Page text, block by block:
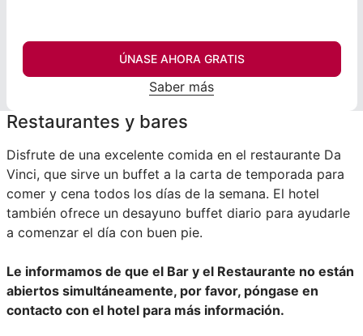
ÚNASE AHORA GRATIS
Saber más
Restaurantes y bares
Disfrute de una excelente comida en el restaurante Da
Vinci, que sirve un buffet a la carta de temporada para
comer y cena todos los días de la semana. El hotel
también ofrece un desayuno buffet diario para ayudarle
a comenzar el día con buen pie.
Le informamos de que el Bar y el Restaurante no están
abiertos simultáneamente, por favor, póngase en
contacto con el hotel para más información.